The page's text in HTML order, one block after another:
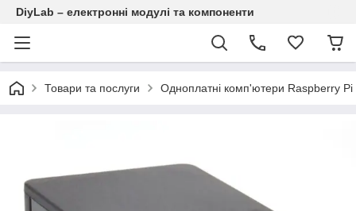
DiyLab – електронні модулі та компоненти
Товари та послуги Одноплатні комп'ютери Raspberry Pi